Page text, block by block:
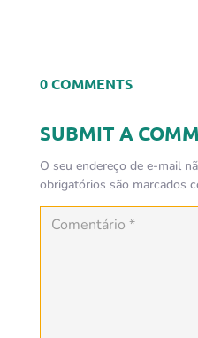
0 COMMENTS
SUBMIT A
O seu endereço de e-mail
obrigatórios são marcados